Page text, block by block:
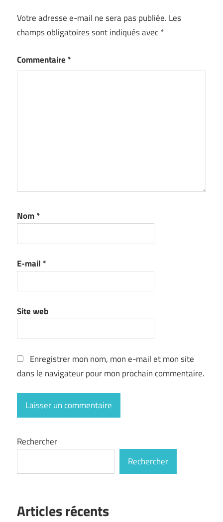
Votre adresse e-mail ne sera pas publiée. Les
champs obligatoires sont indiqués avec*
Commentaire *
Nom*
E-mail *
Site web
Enregistrer mon nom, mon e-mail et mon site
dans le navigateur pour mon prochain commentaire.
Rechercher
Rechercher
Articles récents